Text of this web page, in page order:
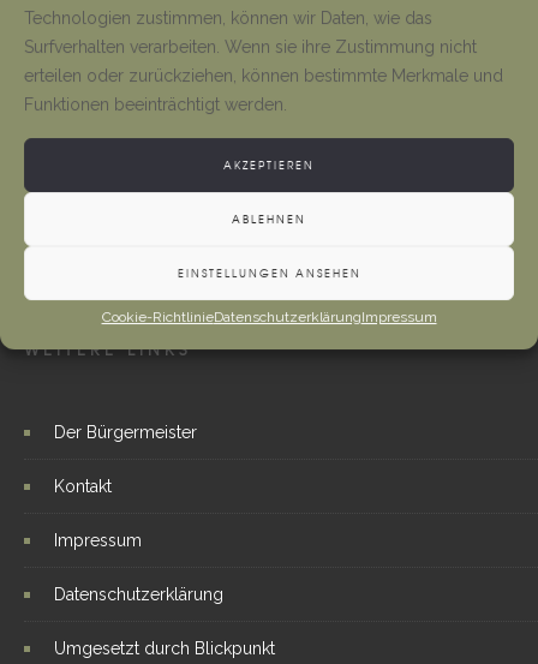
Technologien zustimmen, können wir Daten, wie das
Surfverhalten verarbeiten. Wenn sie ihre Zustimmung nicht
erteilen oder zurückziehen, können bestimmte Merkmale und
Funktionen beeinträchtigt werden.
AKZEPTIEREN
ABLEHNEN
EINSTELLUNGEN ANSEHEN
Cookie-RichtlinieDatenschutzerklärungImpressum
Mehr
WEITERE LINKS
Der Bürgermeister
Kontakt
Impressum
Datenschutzerklärung
Umgesetzt durch Blickpunkt